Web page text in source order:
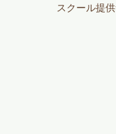
スクール提